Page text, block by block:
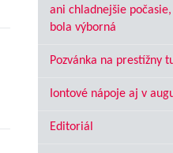
ani chladnejšie počasie,
bola výborná
Pozvánka na prestížny
Iontové nápoje aj v
Editoriál